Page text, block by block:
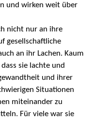
und wirken weit über
nicht nur an ihre
gesellschaftliche
an ihr Lachen. Kaum
sie lachte und
und ihrer
Situationen
miteinander zu
Für viele war sie